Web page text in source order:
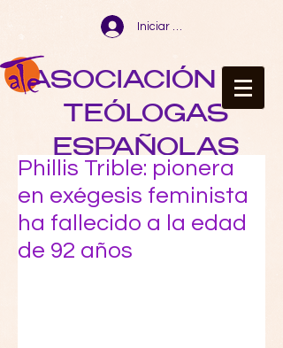
Iniciar sesión
ASOCIACIÓN DE
TEÓLOGAS
ESPAÑOLAS
Phillis Trible: pionera
en exégesis feminista
ha fallecido a la edad
de 92 años